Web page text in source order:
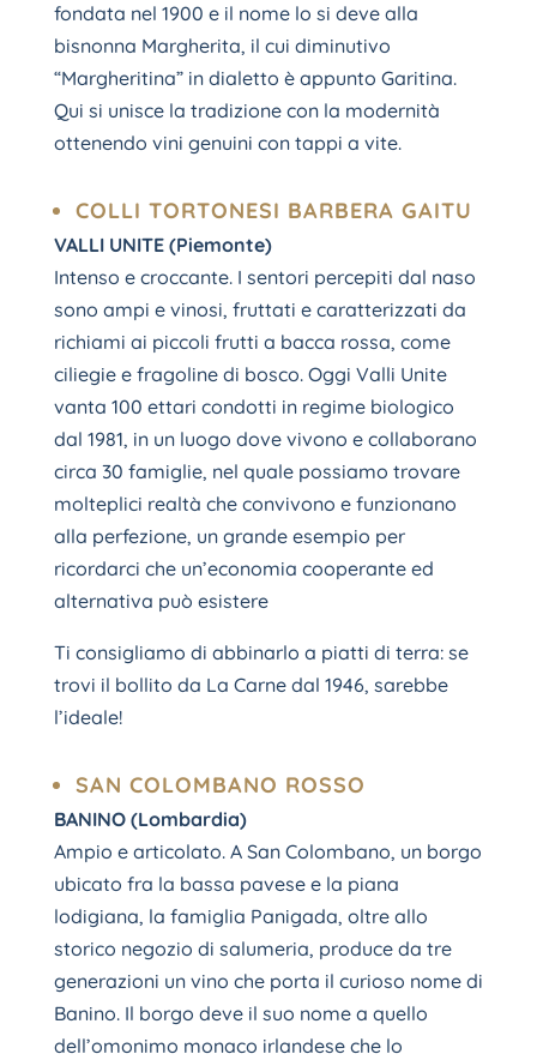
fondata nel 1900 e il nome lo si deve alla
bisnonna Margherita, il cui diminutivo
“Margheritina” in dialetto è appunto Garitina.
Qui si unisce la tradizione con la modernità
ottenendo vini genuini con tappi a vite.
COLLI TORTONESI BARBERA GAITU
VALLI UNITE (Piemonte)
Intenso e croccante. I sentori percepiti dal naso
sono ampi e vinosi, fruttati e caratterizzati da
richiami ai piccoli frutti a bacca rossa, come
ciliegie e fragoline di bosco. Oggi Valli Unite
vanta 100 ettari condotti in regime biologico
dal 1981, in un luogo dove vivono e collaborano
circa 30 famiglie, nel quale possiamo trovare
molteplici realtà che convivono e funzionano
alla perfezione, un grande esempio per
ricordarci che un’economia cooperante ed
alternativa può esistere
Ti consigliamo di abbinarlo a piatti di terra: se
trovi il bollito da La Carne dal 1946, sarebbe
l’ideale!
SAN COLOMBANO ROSSO
BANINO (Lombardia)
Ampio e articolato. A San Colombano, un borgo
ubicato fra la bassa pavese e la piana
lodigiana, la famiglia Panigada, oltre allo
storico negozio di salumeria, produce da tre
generazioni un vino che porta il curioso nome di
Banino. Il borgo deve il suo nome a quello
dell’omonimo monaco irlandese che lo